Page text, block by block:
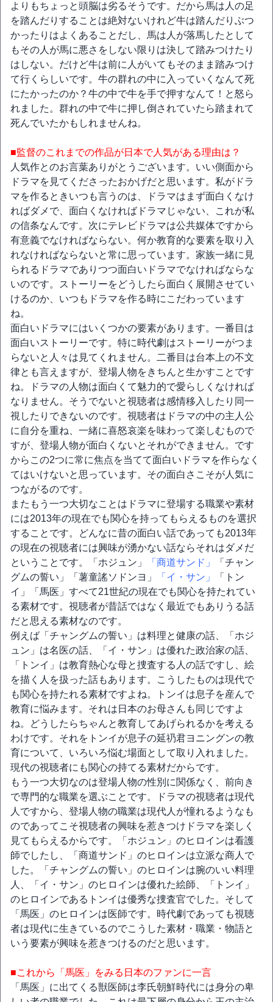
よりもちょっと頭脳は劣るそうです。だから馬は人の足
を踏んだりすることは絶対ないけれど牛は踏んだりぶつ
かったりはよくあることだし、馬は人が落馬したとして
もその人が馬に悪さをしない限りは決して踏みつけたり
はしない。だけど牛は前に人がいてもそのまま踏みつけ
て行くらしいです。牛の群れの中に入っていくなんて死
にたかったのか？牛の中で牛を手で押すなんて！と怒ら
れました。群れの中で牛に押し倒されていたら踏まれて
死んでいたかもしれませんね。
■監督のこれまでの作品が日本で人気がある理由は？
人気作とのお言葉ありがとうございます。いい側面から
ドラマを見てくださったおかげだと思います。私がドラ
マを作るときいつも言うのは、ドラマはまず面白くなけ
ればダメで、面白くなければドラマじゃない、これが私
の信条なんです。次にテレビドラマは公共媒体ですから
有意義でなければならない。何か教育的な要素を取り入
れなければならないと常に思っています。家族一緒に見
られるドラマでありつつ面白いドラマでなければならな
いのです。ストーリーをどうしたら面白く展開させてい
けるのか、いつもドラマを作る時にこだわっています
ね。
面白いドラマにはいくつかの要素があります。一番目は
面白いストーリーです。特に時代劇はストーリーがつま
らないと人々は見てくれません。二番目は台本上の不文
律とも言えますが、登場人物をきちんと生かすことです
ね。ドラマの人物は面白くて魅力的で愛らしくなければ
なりません。そうでないと視聴者は感情移入したり同一
視したりできないのです。視聴者はドラマの中の主人公
に自分を重ね、一緒に喜怒哀楽を味わって楽しむもので
すが、登場人物が面白くないとそれができません。です
からこの2つに常に焦点を当てて面白いドラマを作らなく
てはいけないと思っています。その面白さこそが人気に
つながるのです。
またもう一つ大切なことはドラマに登場する職業や素材
には2013年の現在でも関心を持ってもらえるものを選択
することです。どんなに昔の面白い話であっても2013年
の現在の視聴者には興味が湧かない話ならそれはダメだ
ということです。「ホジュン」
「商道サンド」
「チャン
グムの誓い」「薯童謠ソドンヨ」
「イ・サン」
「トン
イ」「馬医」すべて21世紀の現在でも関心を持たれてい
る素材です。視聴者が昔話ではなく最近でもありうる話
だと思える素材なのです。
例えば「チャングムの誓い」は料理と健康の話、「ホジ
ュン」は名医の話、「イ・サン」は優れた政治家の話、
「トンイ」は教育熱心な母と捜査する人の話ですし、絵
を描く人を扱った話もあります。こうしたものは現代で
も関心を持たれる素材ですよね。トンイは息子を産んで
教育に悩みます。それは日本のお母さんも同じですよ
ね。どうしたらちゃんと教育してあげられるかを考える
わけです。それをトンイが息子の延礽君ヨニングンの教
育について、いろいろ悩む場面として取り入れました。
現代の視聴者にも関心の持てる素材だからです。
もう一つ大切なのは登場人物の性別に関係なく、前向き
で専門的な職業を選ぶことです。ドラマの視聴者は現代
人ですから、登場人物の職業は現代人が憧れるようなも
のであってこそ視聴者の興味を惹きつけドラマを楽しく
見てもらえるからです。「ホジュン」のヒロインは看護
師でしたし、「商道サンド」のヒロインは立派な商人で
した。「チャングムの誓い」のヒロインは腕のいい料理
人、「イ・サン」のヒロインは優れた絵師、「トンイ」
のヒロインであるトンイは優秀な捜査官でした。そして
「馬医」のヒロインは医師です。時代劇であっても視聴
者は現代に生きているのでこうした素材・職業・物語と
いう要素が興味を惹きつけるのだと思います。
■これから「馬医」をみる日本のファンに一言
「馬医」に出てくる獣医師は李氏朝鮮時代には身分の卑